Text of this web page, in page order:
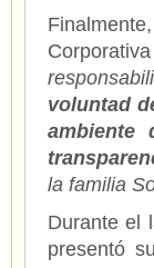
voluntad
ambiente
la familia
Durante el
presentó